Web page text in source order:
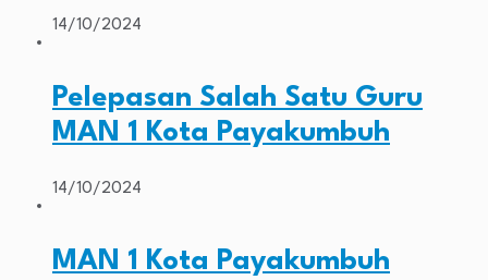
14/10/2024
Pelepasan Salah Satu Guru
MAN 1 Kota Payakumbuh
14/10/2024
MAN 1 Kota Payakumbuh